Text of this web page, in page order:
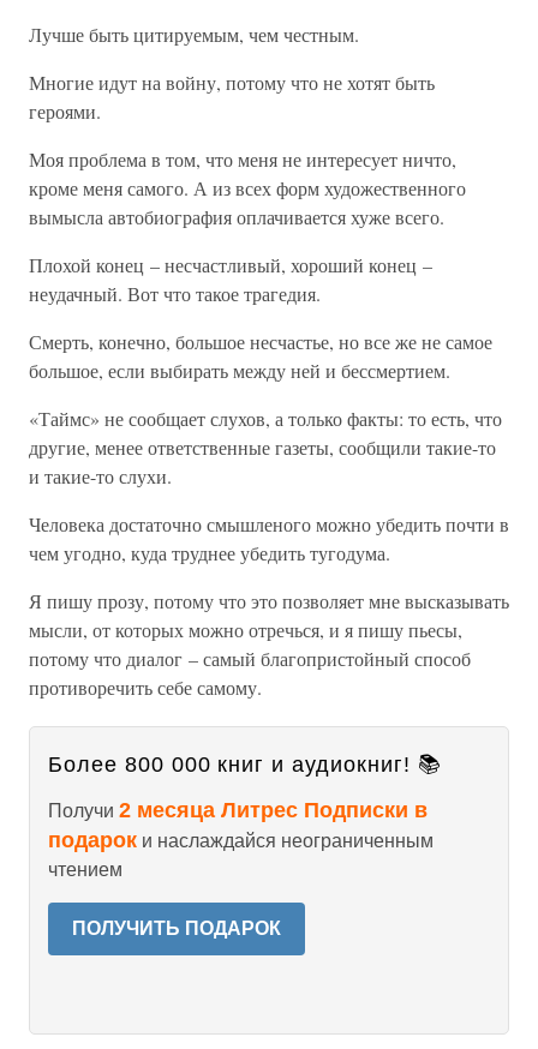
Лучше быть цитируемым, чем честным.
Многие идут на войну, потому что не хотят быть
героями.
Моя проблема в том, что меня не интересует ничто,
кроме меня самого. А из всех форм художественного
вымысла автобиография оплачивается хуже всего.
Плохой конец – несчастливый, хороший конец –
неудачный. Вот что такое трагедия.
Смерть, конечно, большое несчастье, но все же не самое
большое, если выбирать между ней и бессмертием.
«Таймс» не сообщает слухов, а только факты: то есть, что
другие, менее ответственные газеты, сообщили такие-то
и такие-то слухи.
Человека достаточно смышленого можно убедить почти в
чем угодно, куда труднее убедить тугодума.
Я пишу прозу, потому что это позволяет мне высказывать
мысли, от которых можно отречься, и я пишу пьесы,
потому что диалог – самый благопристойный способ
противоречить себе самому.
Более 800 000 книг и аудиокниг! 📚
Получи 2 месяца Литрес Подписки в
подарок и наслаждайся неограниченным
чтением
ПОЛУЧИТЬ ПОДАРОК